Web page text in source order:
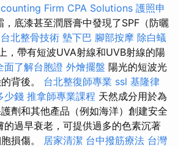
Firm CPA Solutions 護照申
，底漆甚至潤唇膏中發現了SPF（防曬
台北整骨技術 墊下巴 腳部按摩 除白蟻
，帶有短波UVA射線和UVB射線的陽
面了解台胞證 外燴擺盤 陽光的短波光
背後。 台北整復師專業 ssl 基隆律
少錢 推拿師專業課程 天然成分用於為
劑和其他產品（例如海洋）創建安全
的過早衰老，可提供過多的色素沉著
損傷。 居家清潔 台中撥筋療法 台灣